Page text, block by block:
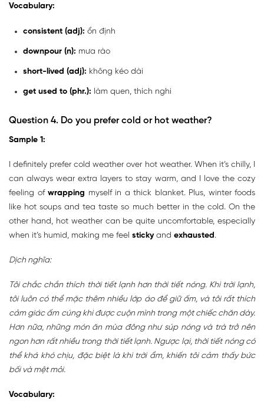
Vocabulary:
consistent (adj): ổn định
downpour (n): mưa rào
short-lived (adj): không kéo dài
get used to (phr.): làm quen, thích nghi
Question 4. Do you prefer cold or hot weather?
Sample 1:
I definitely prefer cold weather over hot weather. When it’s chilly, I
can always wear extra layers to stay warm, and I love the cozy
feeling of wrapping myself in a thick blanket. Plus, winter foods
like hot soups and tea taste so much better in the cold. On the
other hand, hot weather can be quite uncomfortable, especially
when it’s humid, making me feel stickyand exhausted.
Dịch nghĩa:
Tôi chắc chắn thích thời tiết lạnh hơn thời tiết nóng. Khi trời lạnh,
tôi luôn có thể mặc thêm nhiều lớp áo để giữ ấm, và tôi rất thích
cảm giác ấm cúng khi được cuộn mình trong một chiếc chăn dày.
Hơn nữa, những món ăn mùa đông như súp nóng và trà trở nên
ngon hơn rất nhiều trong thời tiết lạnh. Ngược lại, thời tiết nóng có
thể khá khó chịu, đặc biệt là khi trời ẩm, khiến tôi cảm thấy bức
bối và mệt mỏi.
Vocabulary: